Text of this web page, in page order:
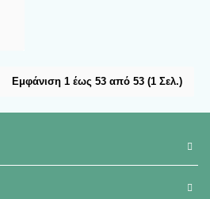
Εμφάνιση 1 έως 53 από 53 (1 Σελ.)